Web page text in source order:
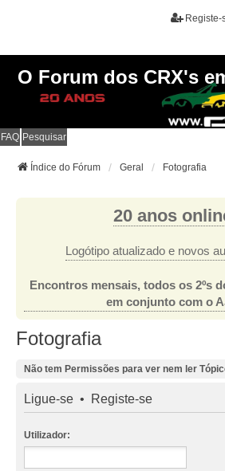
Registe-
O Forum dos CRX's
FAQ Pesquisar
Índice do Fórum Geral Fotografia
20 anos
Logótipo atualizado e novos
Encontros mensais, todos os 2ºs
em conjunto com o
Fotografia
Não tem Permissões para ver nem ler
Ligue-se • Registe-se
Utilizador: